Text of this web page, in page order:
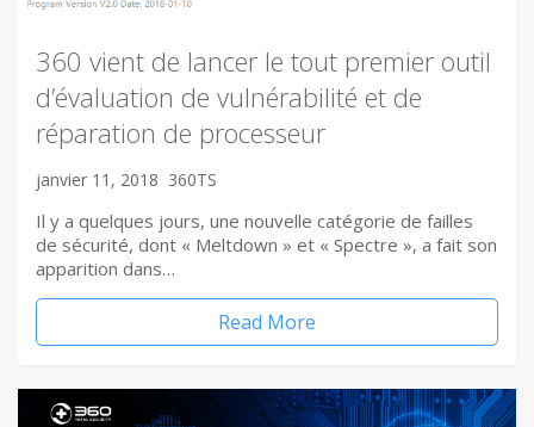
360 vient de lancer le tout premier outil
d’évaluation de vulnérabilité et de
réparation de processeur
janvier 11, 2018 360TS
Il y a quelques jours, une nouvelle catégorie de failles
de sécurité, dont « Meltdown » et « Spectre », a fait son
apparition dans…
Read More